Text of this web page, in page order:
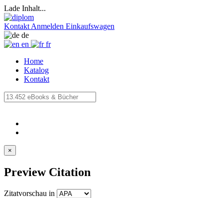
Lade Inhalt...
Kontakt Anmelden Einkaufswagen
de
en
fr
Home
Katalog
Kontakt
×
Preview Citation
Zitatvorschau in